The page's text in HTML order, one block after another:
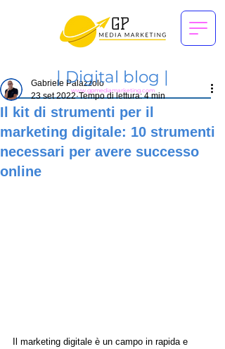
Il kit di strumenti per il
marketing digitale: 10 strumenti
necessari per avere successo
online
Gabriele Palazzolo
23 set 2022 Tempo di lettura: 4 min
Il marketing digitale è un campo in rapida e
|Digital blog |
www.gpmediamarketing.com